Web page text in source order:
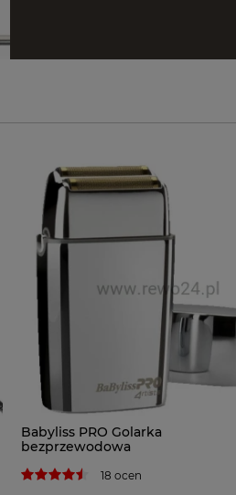
Babyliss PRO Golarka
bezprzewodowa
18 ocen